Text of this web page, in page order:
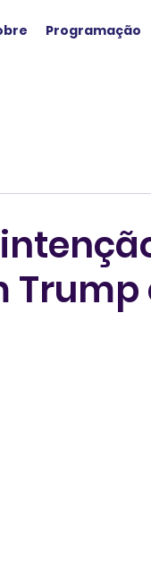
Programação
Trump